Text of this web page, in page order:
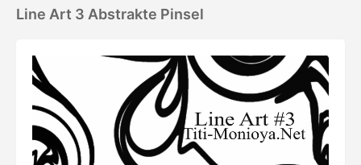
Line Art 3 Abstrakte Pinsel